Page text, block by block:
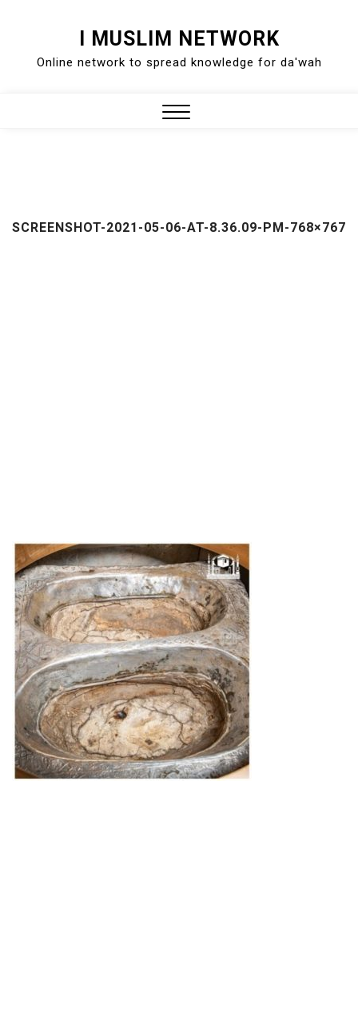
content
I MUSLIM NETWORK
Online network to spread knowledge for da'wah
SCREENSHOT-2021-05-06-AT-8.36.09-PM-768×767